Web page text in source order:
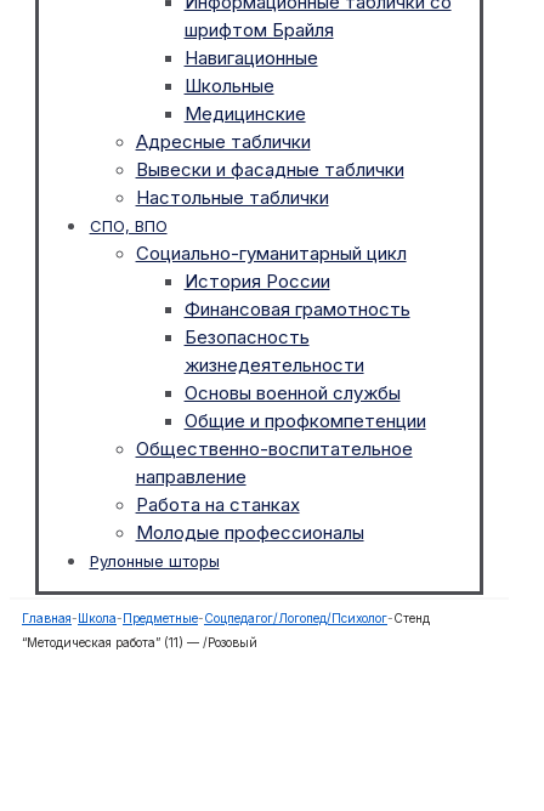
шрифтом Брайля
Навигационные
Школьные
Медицинские
Адресные таблички
Вывески и фасадные таблички
Настольные таблички
СПО, ВПО
Социально-гуманитарный цикл
История России
Финансовая грамотность
Безопасность
жизнедеятельности
Основы военной службы
Общие и профкомпетенции
Общественно-воспитательное
направление
Работа на станках
Молодые профессионалы
Рулонные шторы
Главная- Школа- Предметные-Соцпедагог/Логопед/Психолог-Стенд
“Методическая работа” (11) — /Розовый